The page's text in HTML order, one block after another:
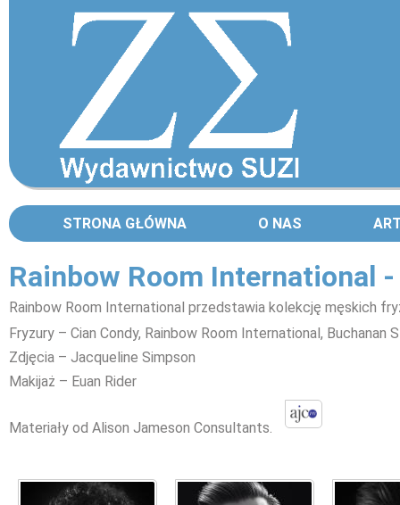
STRONA GŁÓWNA O NAS
Rainbow Room International
Rainbow Room International przedstawia kolekcję męskich
Fryzury – Cian Condy, Rainbow Room International, Buchanan
Zdjęcia – Jacqueline Simpson
Makijaż – Euan Rider
Materiały od Alison Jameson Consultants.